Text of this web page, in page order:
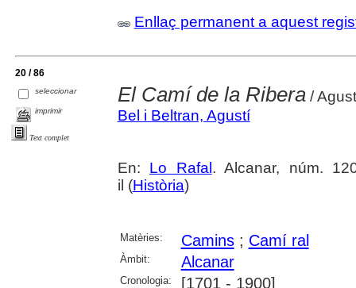
Enllaç permanent a aquest
20 / 86
seleccionar
imprimir
Text complet
El Camí de la Ribera/
Bel i Beltran, Agustí
En: Lo Rafal . Alcanar, núm.
il (Història)
Matèries: Camins; Camí ral
Àmbit: Alcanar
Cronologia: [1701 - 1900]